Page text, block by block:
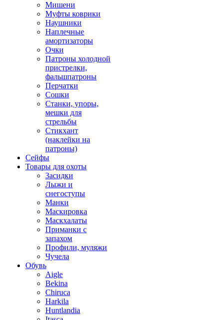
Мишени
Муфты коврики
Наушники
Наплечные
амортизаторы
Очки
Патроны холодной
пристрелки,
фальшпатроны
Перчатки
Сошки
Станки, упоры,
мешки для
стрельбы
Стикхант
(наклейки на
патроны)
Сейфы
Товары для охоты
Засидки
Лыжи и
снегоступы
Манки
Маскировка
Маскхалаты
Приманки с
запахом
Профили, муляжи
Чучела
Обувь
Aigle
Bekina
Chiruсa
Harkila
Huntlandia